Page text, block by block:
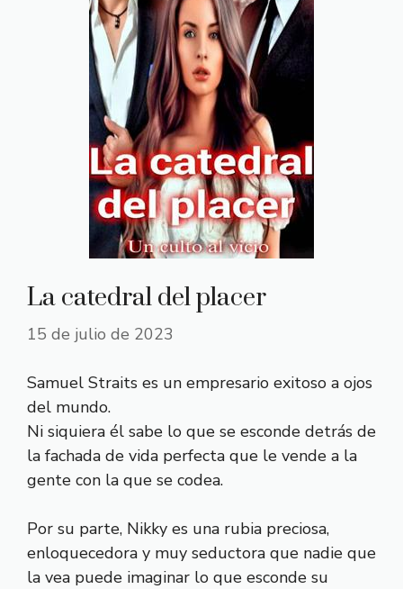
La catedral del placer
15 de julio de 2023
Samuel Straits es un empresario exitoso a ojos
del mundo.
Ni siquiera él sabe lo que se esconde detrás de
la fachada de vida perfecta que le vende a la
gente con la que se codea.
Por su parte, Nikky es una rubia preciosa,
enloquecedora y muy seductora que nadie que
la vea puede imaginar lo que esconde su